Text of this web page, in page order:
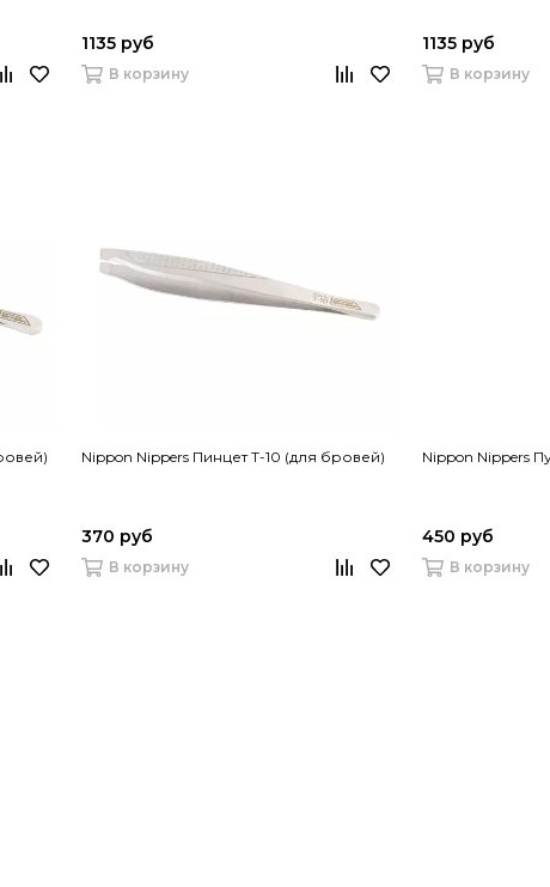
1135 руб
В корзину
1135 руб
В корзину
Nippon Nippers Пинцет T-10 (для бровей)
370 руб
В корзину
Nippon Nippers
450 руб
В корзину